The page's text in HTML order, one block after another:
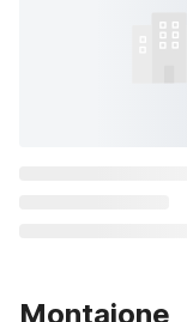
Montaione